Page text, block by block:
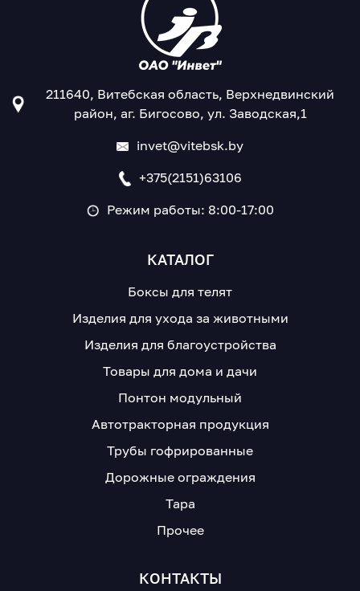
211640, Витебская область, Верхнедвинский
район, аг. Бигосово, ул. Заводская,1
invet@vitebsk.by
+375(2151)63106
Режим работы: 8:00-17:00
КАТАЛОГ
Боксы для телят
Изделия для ухода за животными
Изделия для благоустройства
Товары для дома и дачи
Понтон модульный
Автотракторная продукция
Трубы гофрированные
Дорожные ограждения
Тара
Прочее
КОНТАКТЫ